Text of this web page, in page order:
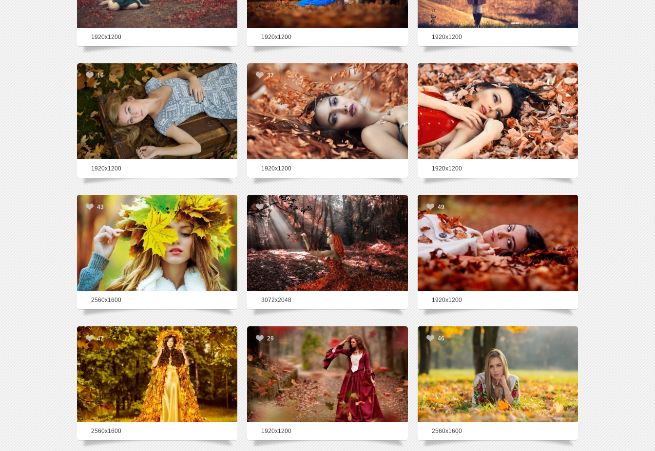
1920x1200 1920x1200 1920x1200
16
1920x1200
37
1920x1200
50
1920x1200
43
2560x1600
39
3072x2048
49
1920x1200
47
2560x1600
29
1920x1200
46
2560x1600